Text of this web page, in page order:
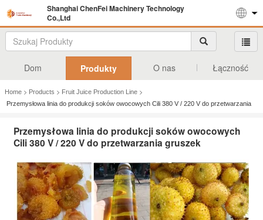
Shanghai ChenFei Machinery Technology
Co.,Ltd
Dom Produkty O nas Łączność
Home > Products > Fruit Juice Production Line >
Przemysłowa linia do produkcji soków owocowych Cili 380 V / 220 V do przetwarzania
Przemysłowa linia do produkcji soków owocowych
Cili 380 V / 220 V do przetwarzania gruszek